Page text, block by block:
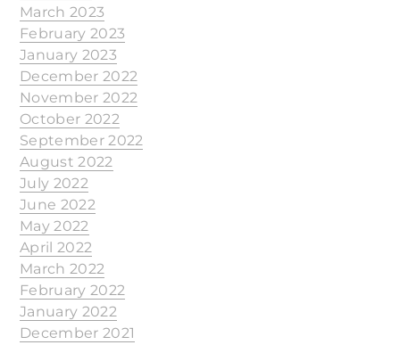
March 2023
February 2023
January 2023
December 2022
November 2022
October 2022
September 2022
August 2022
July 2022
June 2022
May 2022
April 2022
March 2022
February 2022
January 2022
December 2021